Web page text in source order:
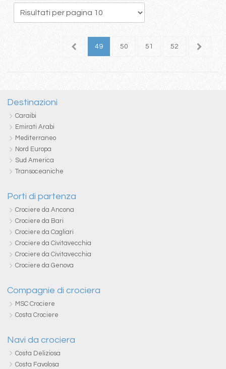
48 49 50 51 52 53
Destinazioni
Caraibi
Emirati Arabi
Mediterraneo
Nord Europa
Sud America
Transoceaniche
Porti di partenza
Crociere da Ancona
Crociere da Bari
Crociere da Cagliari
Crociere da Civitavecchia
Crociere da Civitavecchia
Crociere da Genova
Compagnie di crociera
MSC Crociere
Costa Crociere
Navi da crociera
Costa Deliziosa
Costa Favolosa